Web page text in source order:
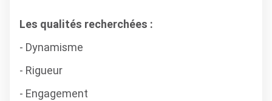
Les qualités recherchées :
- Dynamisme
- Rigueur
- Engagement